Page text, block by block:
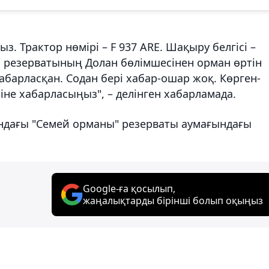
Трактор нөмірі – F 937 ARE. Шақыру белгісі –
Долан бөлімшесінен орман өртін
Содан бері хабар-ошар жоқ. Көрген-
хабарласыңыз", – делінген хабарламада.
"Семей орманы" резерваты аумағындағы
Google-ға қосылып,
жаңалықтарды бірінші болып оқыңыз